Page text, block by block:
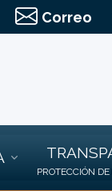
Correo
PROTECCIÓN